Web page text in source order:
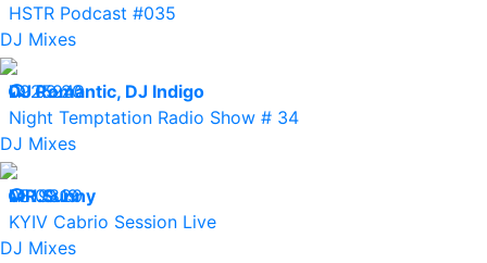
HSTR Podcast #035
DJ Mixes
09.09.20
25240
DJ Romantic, DJ Indigo
Night Temptation Radio Show # 34
DJ Mixes
08.09.20
19819
MR.Sunny
KYIV Cabrio Session Live
DJ Mixes